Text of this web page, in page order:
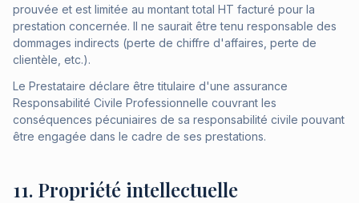
prouvée et est limitée au montant total HT facturé pour la
prestation concernée. Il ne saurait être tenu responsable des
dommages indirects (perte de chiffre d'affaires, perte de
clientèle, etc.).
Le Prestataire déclare être titulaire d'une assurance
Responsabilité Civile Professionnelle couvrant les
conséquences pécuniaires de sa responsabilité civile pouvant
être engagée dans le cadre de ses prestations.
11. Propriété intellectuelle